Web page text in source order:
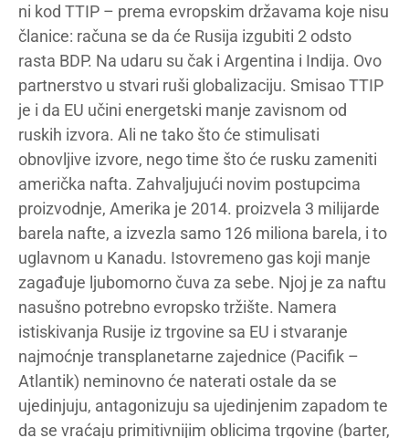
ni kod TTIP – prema evropskim državama koje nisu
članice: računa se da će Rusija izgubiti 2 odsto
rasta BDP. Na udaru su čak i Argentina i Indija. Ovo
partnerstvo u stvari ruši globalizaciju. Smisao TTIP
je i da EU učini energetski manje zavisnom od
ruskih izvora. Ali ne tako što će stimulisati
obnovljive izvore, nego time što će rusku zameniti
američka nafta. Zahvaljujući novim postupcima
proizvodnje, Amerika je 2014. proizvela 3 milijarde
barela nafte, a izvezla samo 126 miliona barela, i to
uglavnom u Kanadu. Istovremeno gas koji manje
zagađuje ljubomorno čuva za sebe. Njoj je za naftu
nasušno potrebno evropsko tržište. Namera
istiskivanja Rusije iz trgovine sa EU i stvaranje
najmoćnje transplanetarne zajednice (Pacifik –
Atlantik) neminovno će naterati ostale da se
ujedinjuju, antagonizuju sa ujedinjenim zapadom te
da se vraćaju primitivnijim oblicima trgovine (barter,